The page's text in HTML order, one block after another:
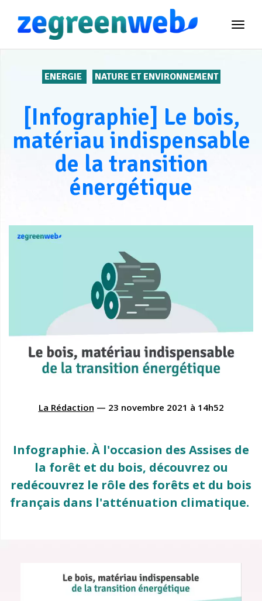
ENERGIE NATURE ET ENVIRONNEMENT
[Infographie] Le bois,
matériau indispensable
de la transition
énergétique
La Rédaction — 23 novembre 2021 à 14h52
Infographie. À l'occasion des Assises de
la forêt et du bois, découvrez ou
redécouvrez le rôle des forêts et du bois
français dans l'atténuation climatique.